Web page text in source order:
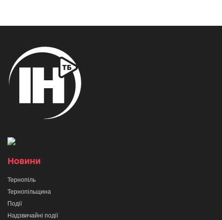
Новини
Тернопіль
Тернопільщина
Події
Надзвичайні події